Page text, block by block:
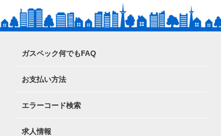
ガスペック何でもFAQ
お支払い方法
エラーコード検索
求人情報